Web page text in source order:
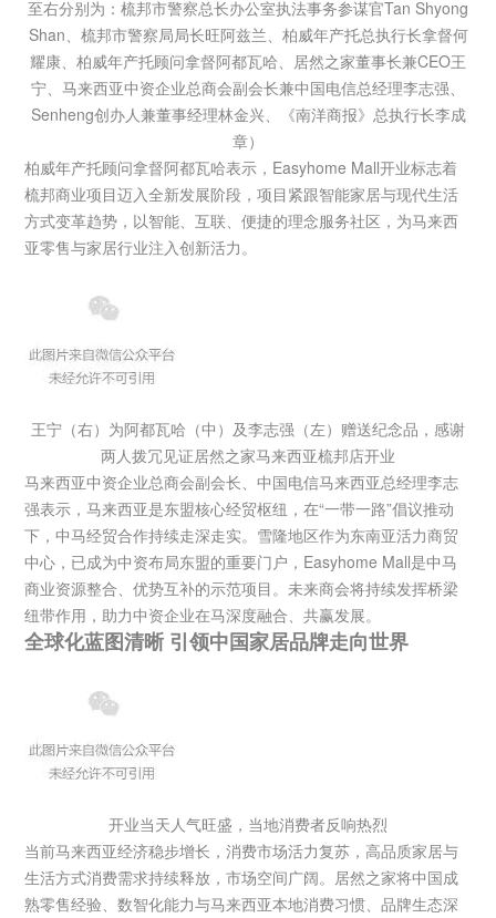
至右分别为：梳邦市警察总长办公室执法事务参谋官Tan Shyong
Shan、梳邦市警察局局长旺阿兹兰、柏威年产托总执行长拿督何
耀康、柏威年产托顾问拿督阿都瓦哈、居然之家董事长兼CEO王
宁、马来西亚中资企业总商会副会长兼中国电信总经理李志强、
Senheng创办人兼董事经理林金兴、《南洋商报》总执行长李成
章）
柏威年产托顾问拿督阿都瓦哈表示，Easyhome Mall开业标志着
梳邦商业项目迈入全新发展阶段，项目紧跟智能家居与现代生活
方式变革趋势，以智能、互联、便捷的理念服务社区，为马来西
亚零售与家居行业注入创新活力。
王宁（右）为阿都瓦哈（中）及李志强（左）赠送纪念品，感谢
两人拨冗见证居然之家马来西亚梳邦店开业
马来西亚中资企业总商会副会长、中国电信马来西亚总经理李志
强表示，马来西亚是东盟核心经贸枢纽，在“一带一路”倡议推动
下，中马经贸合作持续走深走实。雪隆地区作为东南亚活力商贸
中心，已成为中资布局东盟的重要门户，Easyhome Mall是中马
商业资源整合、优势互补的示范项目。未来商会将持续发挥桥梁
纽带作用，助力中资企业在马深度融合、共赢发展。
全球化蓝图清晰 引领中国家居品牌走向世界
开业当天人气旺盛，当地消费者反响热烈
当前马来西亚经济稳步增长，消费市场活力复苏，高品质家居与
生活方式消费需求持续释放，市场空间广阔。居然之家将中国成
熟零售经验、数智化能力与马来西亚本地消费习惯、品牌生态深